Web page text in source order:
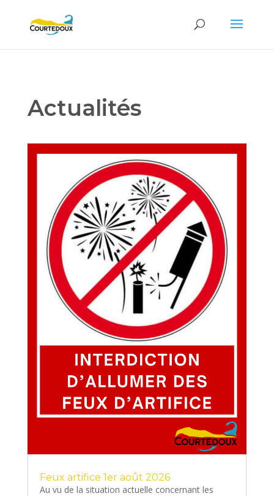
Actualités
Feux artifice 1er août 2026
Au vu de la situation actuelle concernant les